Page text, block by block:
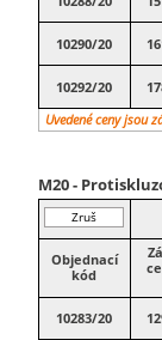
10290/20
10292/20
Uvedené ceny jsou
M20 -
Zruš
filtr
Objednací
kód
10283/20